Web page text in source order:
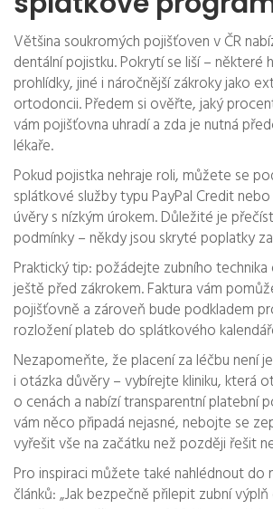
Většina soukromých pojišťoven v ČR
dentální pojistku. Pokrytí se liší – některé
prohlídky, jiné i náročnější zákroky jako
ortodoncii. Předem si ověřte, jaký
vám pojišťovna uhradí a zda je nutná
lékaře.
Pokud pojistka nehraje roli, můžete se
splátkové služby typu PayPal Credit
úvěry s nízkým úrokem. Důležité je
podmínky – někdy jsou skryté poplatky
Praktický tip: požádejte zubního
ještě před zákrokem. Faktura vám
pojišťovně a zároveň bude podkladem
rozložení plateb do splátkového
Nezapomeňte, že placení za léčbu není
i otázka důvěry – vybírejte kliniku, která
o cenách a nabízí transparentní platební
vám něco připadá nejasné, nebojte se
vyřešit vše na začátku než později řešit
Pro inspiraci můžete také nahlédnout do
článků: „Jak bezpečně přilepit zubní výplň